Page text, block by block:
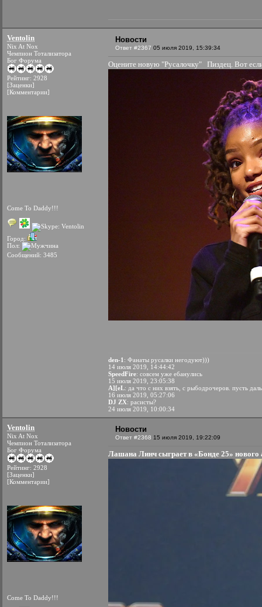
Ventolin
Nix At Nox
Чемпион Тотализатора
Бог Форума
Рейтинг: 2928
[Заценки]
[Комментарии]
Come To Daddy!!!
Город:
Пол:
Сообщений: 3485
Новости
Ответ #2367 05 июля 2019, 15:39:34
Оцените новую "Русалочку" Пиздец. Вот
den-1 : Фанаты русалки негодуют)))
14 июля 2019, 14:44:42
SpeedFire: совсем уже ебанулись
15 июля 2019, 23:05:38
A][eL: да что с них взять, с рыбодрочеров. пусть
16 июля 2019, 05:27:06
DJ ZX: расисты?
24 июля 2019, 10:00:34
Ventolin
Nix At Nox
Чемпион Тотализатора
Бог Форума
Рейтинг: 2928
[Заценки]
[Комментарии]
Come To Daddy!!!
Новости
Ответ #2368 15 июля 2019, 19:22:09
Лашана Линч сыграет в «Бонде 25» нового